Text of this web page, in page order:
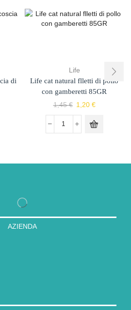
di
Life
Life cat natural flletti di pollo
con gamberetti 85GR
1,45€ 1,20 €
AZIENDA